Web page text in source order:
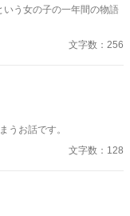
いう女の子の一年間の物語
文字数：256
うお話です。
文字数：128